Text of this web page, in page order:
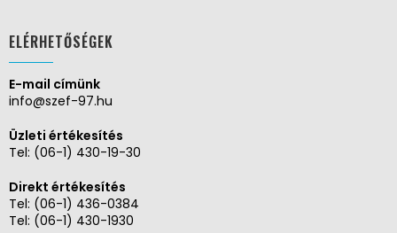
ELÉRHETŐSÉGEK
E-mail címünk
info@szef-97.hu
Üzleti értékesítés
Tel: (06-1) 430-19-30
Direkt értékesítés
Tel: (06-1) 436-0384
Tel: (06-1) 430-1930